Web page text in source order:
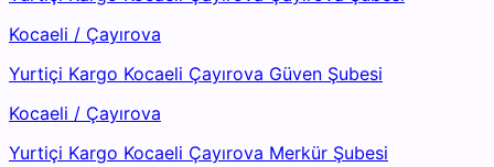
Kocaeli / Çayırova
Yurtiçi Kargo Kocaeli Çayırova Güven Şubesi
Kocaeli / Çayırova
Yurtiçi Kargo Kocaeli Çayırova Merkür Şubesi